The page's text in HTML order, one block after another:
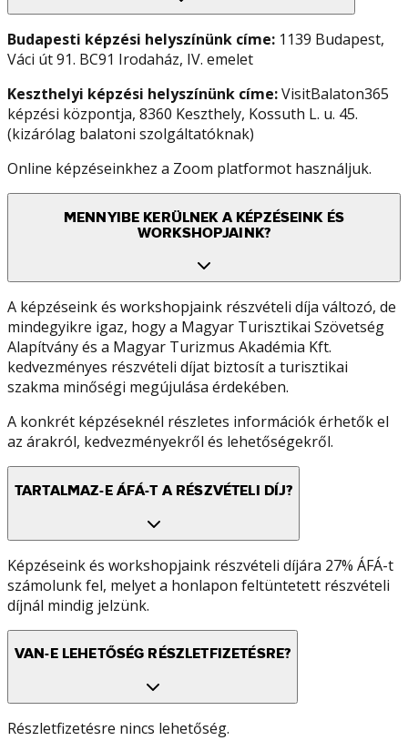
Budapesti képzési helyszínünk címe: 1139 Budapest,
Váci út 91. BC91 Irodaház, IV. emelet
Keszthelyi képzési helyszínünk címe:VisitBalaton365
képzési központja, 8360 Keszthely, Kossuth L. u. 45.
(kizárólag balatoni szolgáltatóknak)
Online képzéseinkhez a Zoom platformot használjuk.
MENNYIBE KERÜLNEK A KÉPZÉSEINK ÉS
WORKSHOPJAINK?
A képzéseink és workshopjaink részvételi díja változó, de
mindegyikre igaz, hogy a Magyar Turisztikai Szövetség
Alapítvány és a Magyar Turizmus Akadémia Kft.
kedvezményes részvételi díjat biztosít a turisztikai
szakma minőségi megújulása érdekében.
A konkrét képzéseknél részletes információk érhetők el
az árakról, kedvezményekről és lehetőségekről.
TARTALMAZ-E ÁFÁ-T A RÉSZVÉTELI DÍJ?
Képzéseink és workshopjaink részvételi díjára 27% ÁFÁ-t
számolunk fel, melyet a honlapon feltüntetett részvételi
díjnál mindig jelzünk.
VAN-E LEHETŐSÉG RÉSZLETFIZETÉSRE?
Részletfizetésre nincs lehetőség.